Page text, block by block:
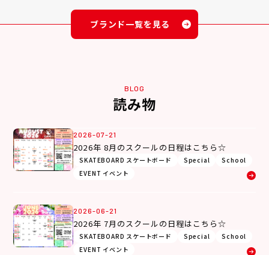
ブランド一覧を見る
BLOG
読み物
2026-07-21
2026年 8月のスクールの日程はこちら☆
SKATEBOARD スケートボード Special
School
EVENT イベント
2026-06-21
2026年 7月のスクールの日程はこちら☆
SKATEBOARD スケートボード Special
School
EVENT イベント